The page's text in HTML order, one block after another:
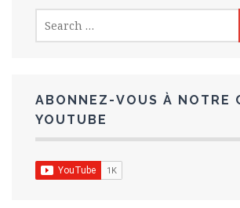
for:
ABONNEZ-VOUS À NOTRE
YOUTUBE